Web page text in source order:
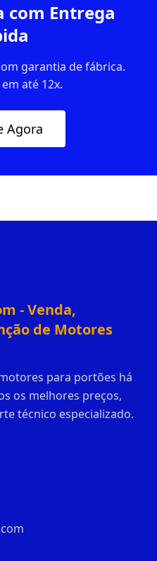
com Entrega
garantia de fábrica.
até 12x.
Agora
- Venda,
de Motores
para portões há
os melhores preços,
técnico especializado.